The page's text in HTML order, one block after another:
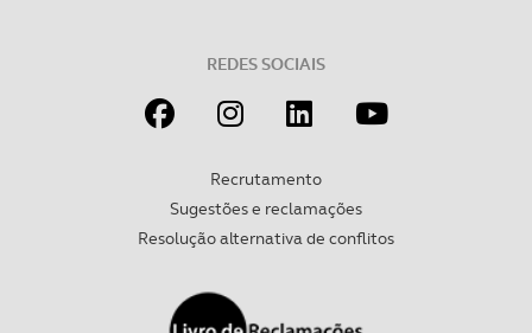
REDES SOCIAIS
Recrutamento
Sugestões e reclamações
Resolução alternativa de conflitos